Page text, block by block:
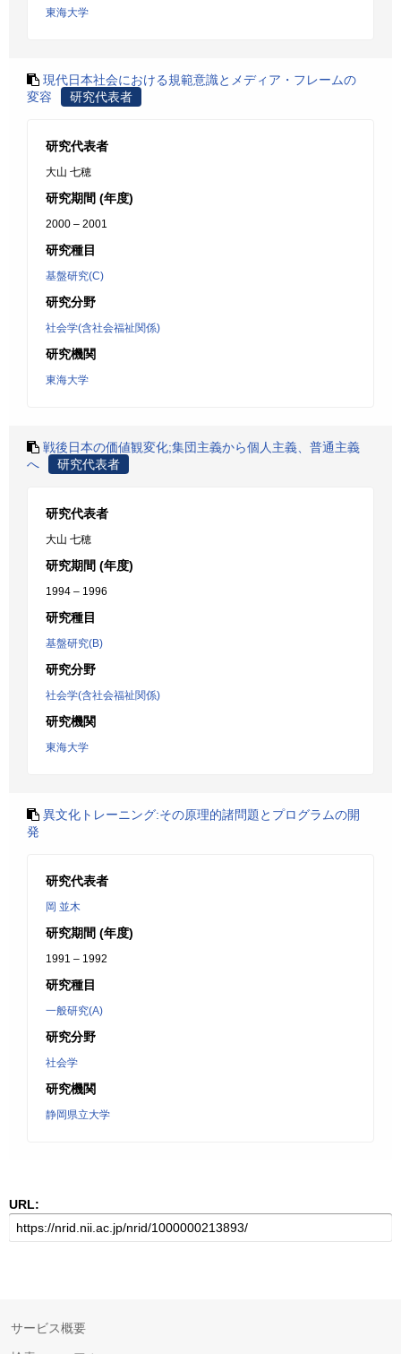
東海大学
現代日本社会における規範意識とメディア・フレームの
変容
研究代表者
研究代表者
大山 七穂
研究期間 (年度)
2000 – 2001
研究種目
基盤研究(C)
研究分野
社会学(含社会福祉関係)
研究機関
東海大学
戦後日本の価値観変化;集団主義から個人主義、普通主義
へ
研究代表者
研究代表者
大山 七穂
研究期間 (年度)
1994 – 1996
研究種目
基盤研究(B)
研究分野
社会学(含社会福祉関係)
研究機関
東海大学
異文化トレーニング:その原理的諸問題とプログラムの開
発
研究代表者
岡 並木
研究期間 (年度)
1991 – 1992
研究種目
一般研究(A)
研究分野
社会学
研究機関
静岡県立大学
URL:
サービス概要